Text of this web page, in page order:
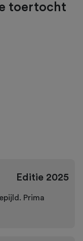
toertocht
Editie2025
Prima